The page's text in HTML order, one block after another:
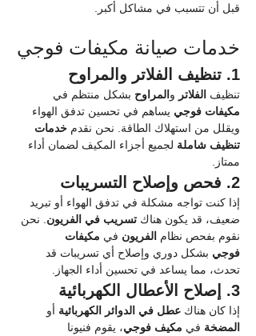
قبل أن تتسبب في مشاكل أكبر.
خدمات صيانة مكيفات فوجي
1. تنظيف الفلاتر والمراوح
تنظيف الفلاتر و المراوح بشكل منتظم في
مكيفات فوجي يساهم في تحسين تدفق الهواء
ويقلل من استهلاك الطاقة. نحن نقدم خدمات
تنظيف شاملة لجميع أجزاء المكيف لضمان أداء
ممتاز.
2. فحص وإصلاح التسريبات
إذا كنت تواجه مشكلة في تدفق الهواء أو تبريد
ضعيف، قد يكون هناك تسريب في الفريون . نحن
نقوم بفحص نظام الفريون في مكيفات
فوجي بشكل دوري وإصلاح أي تسريبات قد
تحدث، مما يساعد في تحسين أداء الجهاز.
3. إصلاح الأعطال الكهربائية
إذا كان هناك عطل في الدوائر الكهربائية أو
المضخة في مكيف فوجي، يقوم فنيونا